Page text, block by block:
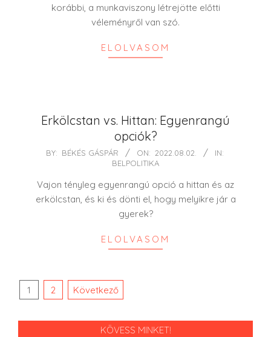
korábbi, a munkaviszony létrejötte előtti
véleményről van szó.
ELOLVASOM
Erkölcstan vs. Hittan: Egyenrangú
opciók?
2022-BY: BÉKÉS GÁSPÁR ON: 2022.08.02.
IN:
BELPOLITIKA
Vajon tényleg egyenrangú opció a hittan és az
erkölcstan, és ki és dönti el, hogy melyikre jár a
gyerek?
ELOLVASOM
Bejegyzések
1 2 Következő
KÖVESS MINKET!